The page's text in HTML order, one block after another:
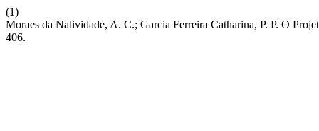
(1)
Moraes da Natividade, A. C.; Garcia Ferreira Catharina, P. P. O
406.